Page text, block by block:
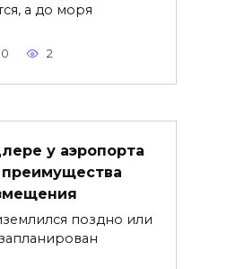
а до моря
0 2
у аэропорта
поздно или